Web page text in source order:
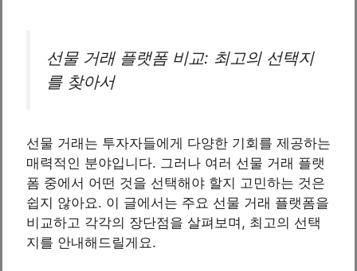
선물 거래 플랫폼 비교: 최고의 선택지
를 찾아서
선물 거래는 투자자들에게 다양한 기회를 제공하는
매력적인 분야입니다. 그러나 여러 선물 거래 플랫
폼 중에서 어떤 것을 선택해야 할지 고민하는 것은
쉽지 않아요. 이 글에서는 주요 선물 거래 플랫폼을
비교하고 각각의 장단점을 살펴보며, 최고의 선택
지를 안내해드릴게요.